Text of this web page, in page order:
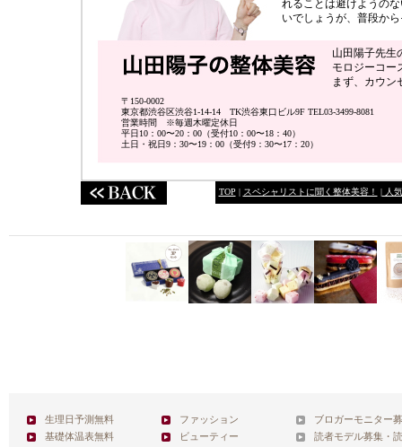
れることは避けようの
いでしょうが、普段か
山田陽子先生
モロジーコー
まず、カウン
〒150-0002
東京都渋谷区渋谷1-14-14 TK渋谷東口ビル9F TEL03-3499-8081
営業時間 ※毎週木曜定休日
平日10：00〜20：00（受付10：00〜18：40）
土日・祝日9：30〜19：00（受付9：30〜17：20）
TOP | スペシャリストに聞く整体美容！ |人気
生理日予測無料
基礎体温表無料
ファッション
ビューティー
ブロガーモニター
読者モデル募集・